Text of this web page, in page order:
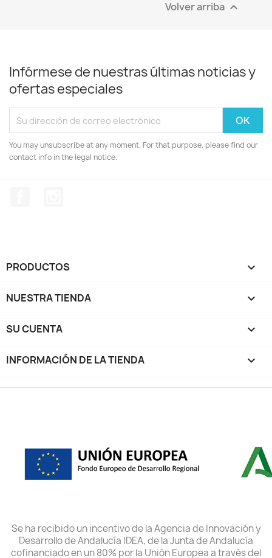
Volver arriba 
Infórmese de nuestras últimas noticias y
ofertas especiales
You may unsubscribe at any moment. For that purpose, please find our
contact info in the legal notice.
PRODUCTOS 
NUESTRA TIENDA 
SU CUENTA 
INFORMACIÓN DE LA TIENDA keyboard_arrow_down
Se ha recibido un incentivo de la Agencia de Innovación y
Desarrollo de Andalucía IDEA, de la Junta de Andalucía
cofinanciado en un 80% por la Unión Europea a través del